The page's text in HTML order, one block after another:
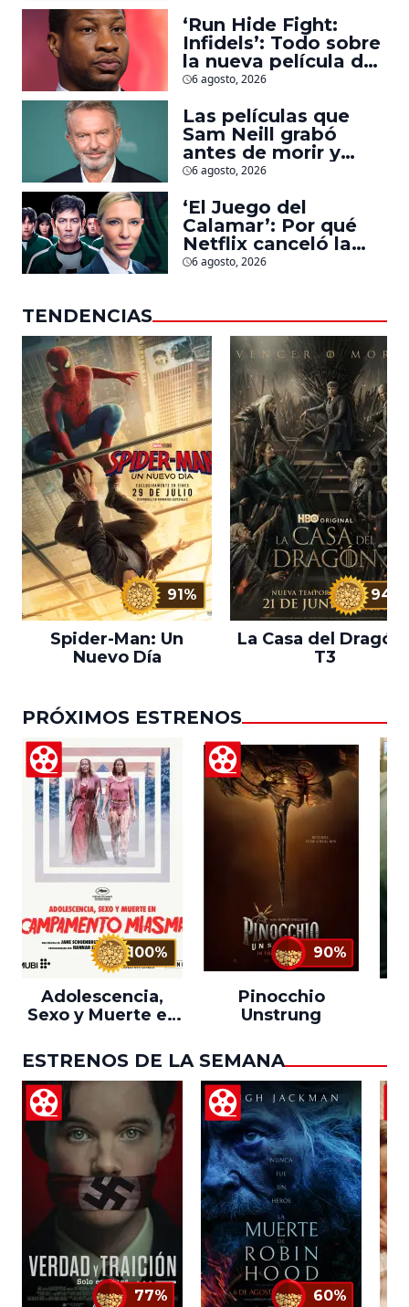
deportaciones
‘Run Hide Fight:
Infidels’: Todo sobre
la nueva película de
Jonathan Majors en
islamistas radicales
6 agosto, 2026
Las películas que
Sam Neill grabó
antes de morir y
llegarán pronto a
6 agosto, 2026
‘El Juego del
Calamar’: Por qué
Netflix canceló la
serie de David
Unidos
6 agosto, 2026
TENDENCIAS
91%
Spider-Man: Un
Nuevo Día
94%
La Casa del Dragón
T3
PRÓXIMOS ESTRENOS
100%
Adolescencia,
Sexo y Muerte en
Miasma
90%
Pinocchio
Unstrung
ESTRENOS DE LA SEMANA
77% 60%